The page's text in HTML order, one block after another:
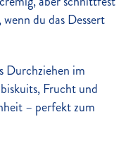
du das Dessert
Durchziehen im
Frucht und
– perfekt zum